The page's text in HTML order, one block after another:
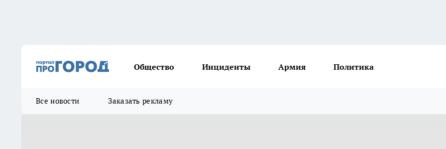
Общество Инциденты Армия Политика
Все новости Заказать рекламу